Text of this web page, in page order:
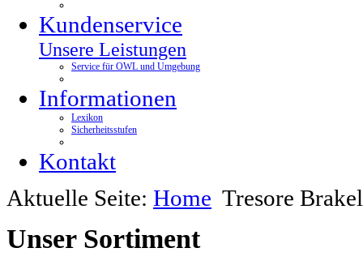
Kundenservice
Unsere Leistungen
Service für OWL und Umgebung
Informationen
Lexikon
Sicherheitsstufen
Kontakt
Aktuelle Seite: Home Tresore Brakel
UnserSortiment